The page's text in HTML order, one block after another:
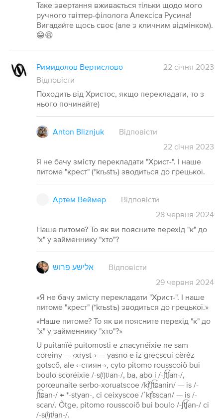
Таке звертання вживається тільки щодо мого
ручного твіттер-філолога Алексіса Русина!
Вигадайте щось своє (але з кличним відмінком).
😁😆
Римидолов Вертислово
22 січня 2023
Відповісти
Походить від Христос, якщо перекладати, то з
нього починайте)
Anton Bliznjuk
Відповісти
22 січня 2023
Я не бачу змісту перекладати "Христ-". І наше
питоме "крест" (*krьstъ) зводиться до грецької.
Артем Веймер
Відповісти
28 червня 2024
Наше питоме? То як ви поясните перехід "к" до
"х" у займеннику "хто"?
אלישע פרוש
Відповісти
29 червня 2024
«Я не бачу змісту перекладати "Христ-". І наше
питоме "крест" (*krьstъ) зводиться до грецької.»
«Наше питоме? То як ви поясните перехід "к" до
"х" у займеннику "хто"?»
U puitanïé puitomosti e znacynéixie ne sam
coreiny — ‹xryst-› — yasno e iz greçscui cèrêz
gotscõ, ale ‹-стиян-›, cyto pitomo rousscoiõ bui
boulo scoréixie /-s(ʲ)tʲan-/, ba, abo i /-ʃt͡ʃan-/,
porœunaite serbo-xoruatscoe /kř̩ʃt͡ɕanin/ — is /-
ʃt͡ɕan-/ ← *-styan-, ci ceixyscoe /ˈkr̝̊ɛscan/ — is /-
scan/. Ôtge, pitomo rousscoiõ bui boulo /-ʃt͡ʃan-/ ci
/-s(ʲ)tʲan-/.